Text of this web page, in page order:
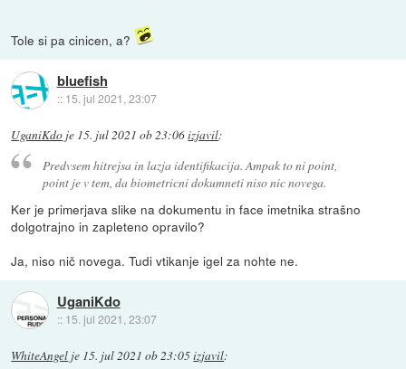
Tole si pa cinicen, a?
bluefish
:: 15. jul 2021, 23:07
UganiKdo je 15. jul 2021 ob 23:06izjavil:
Predvsem hitrejsa in lazja identifikacija. Ampak to ni point,
point je v tem, da biometricni dokumneti niso nic novega.
Ker je primerjava slike na dokumentu in face imetnika strašno
dolgotrajno in zapleteno opravilo?
Ja, niso nič novega. Tudi vtikanje igel za nohte ne.
UganiKdo
:: 15. jul 2021, 23:07
WhiteAngel je 15. jul 2021 ob 23:05izjavil: